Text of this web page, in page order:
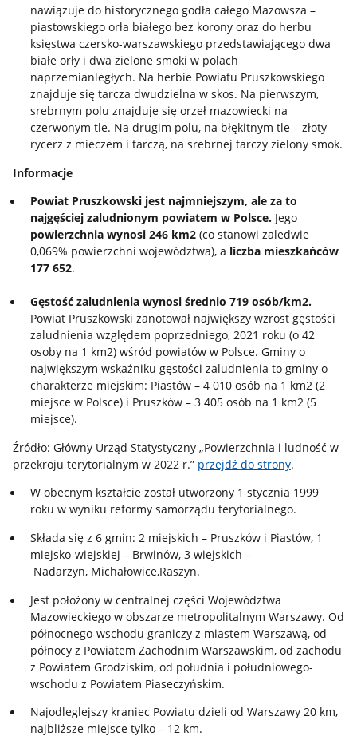
nawiązuje do historycznego godła całego Mazowsza –
piastowskiego orła białego bez korony oraz do herbu
księstwa czersko-warszawskiego przedstawiającego dwa
białe orły i dwa zielone smoki w polach
naprzemianległych. Na herbie Powiatu Pruszkowskiego
znajduje się tarcza dwudzielna w skos. Na pierwszym,
srebrnym polu znajduje się orzeł mazowiecki na
czerwonym tle. Na drugim polu, na błękitnym tle – złoty
rycerz z mieczem i tarczą, na srebrnej tarczy zielony smok.
Informacje
Powiat Pruszkowski jest najmniejszym, ale za to
najgęściej zaludnionym powiatem w Polsce.Jego
powierzchnia wynosi 246 km2(co stanowi zaledwie
0,069% powierzchni województwa), a liczba mieszkańców
177 652.
Gęstość zaludnienia wynosi średnio 719 osób/km2.
Powiat Pruszkowski zanotował największy wzrost gęstości
zaludnienia względem poprzedniego, 2021 roku (o 42
osoby na 1 km2) wśród powiatów w Polsce. Gminy o
największym wskaźniku gęstości zaludnienia to gminy o
charakterze miejskim: Piastów – 4 010 osób na 1 km2 (2
miejsce w Polsce) i Pruszków – 3 405 osób na 1 km2 (5
miejsce).
Źródło: Główny Urząd Statystyczny „Powierzchnia i ludność w
przekroju terytorialnym w 2022 r.” przejdź do strony.
W obecnym kształcie został utworzony 1 stycznia 1999
roku w wyniku reformy samorządu terytorialnego.
Składa się z 6 gmin: 2 miejskich – Pruszków i Piastów, 1
miejsko-wiejskiej – Brwinów, 3 wiejskich –
Nadarzyn, Michałowice,Raszyn.
Jest położony w centralnej części Województwa
Mazowieckiego w obszarze metropolitalnym Warszawy. Od
północnego-wschodu graniczy z miastem Warszawą, od
północy z Powiatem Zachodnim Warszawskim, od zachodu
z Powiatem Grodziskim, od południa i południowego-
wschodu z Powiatem Piaseczyńskim.
Najodleglejszy kraniec Powiatu dzieli od Warszawy 20 km,
najbliższe miejsce tylko – 12 km.